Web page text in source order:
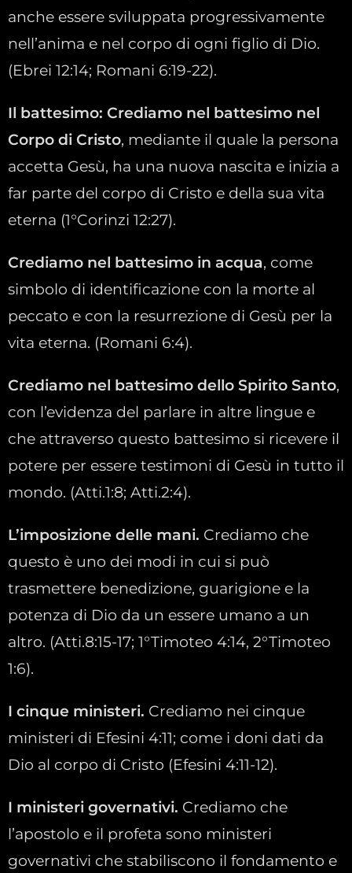
anche essere sviluppata progressivamente
nell’anima e nel corpo di ogni figlio di Dio.
(Ebrei 12:14; Romani 6:19-22).
Il battesimo: Crediamo nel battesimo nel
Corpo di Cristo, mediante il quale la persona
accetta Gesù, ha una nuova nascita e inizia a
far parte del corpo di Cristo e della sua vita
eterna (1°Corinzi 12:27).
Crediamo nel battesimo in acqua, come
simbolo di identificazione con la morte al
peccato e con la resurrezione di Gesù per la
vita eterna. (Romani 6:4).
Crediamo nel battesimo dello Spirito Santo,
con l’evidenza del parlare in altre lingue e
che attraverso questo battesimo si ricevere il
potere per essere testimoni di Gesù in tutto il
mondo. (Atti.1:8; Atti.2:4).
L’imposizione delle mani. Crediamo che
questo è uno dei modi in cui si può
trasmettere benedizione, guarigione e la
potenza di Dio da un essere umano a un
altro. (Atti.8:15-17; 1°Timoteo 4:14, 2°Timoteo
1:6).
I cinque ministeri. Crediamo nei cinque
ministeri di Efesini 4:11; come i doni dati da
Dio al corpo di Cristo (Efesini 4:11-12).
I ministeri governativi. Crediamo che
l’apostolo e il profeta sono ministeri
governativi che stabiliscono il fondamento e